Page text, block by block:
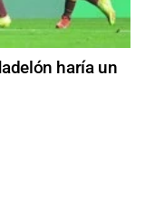
haría un